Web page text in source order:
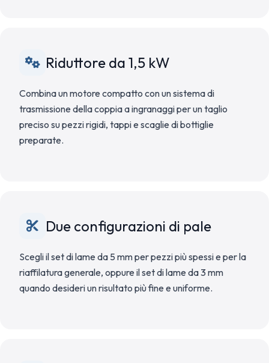
Riduttore da 1,5 kW
Combina un motore compatto con un sistema di
trasmissione della coppia a ingranaggi per un taglio
preciso su pezzi rigidi, tappi e scaglie di bottiglie
preparate.
Due configurazioni di pale
Scegli il set di lame da 5 mm per pezzi più spessi e per la
riaffilatura generale, oppure il set di lame da 3 mm
quando desideri un risultato più fine e uniforme.